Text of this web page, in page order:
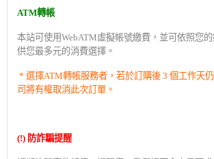
ATM轉帳
本站可使用WebATM虛擬帳號繳費，並可依照您
供您最多元的消費選擇。
* 選擇ATM轉帳服務者，若於訂購後 3 個工作天
司將有權取消此次訂單。
(!) 防詐騙提醒